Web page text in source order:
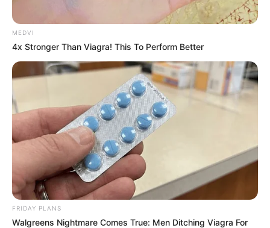
Mysterious Roman Statue Unearthed In Toledo
BRAINBERRIES
MEDVI
4x Stronger Than Viagra! This To Perform Better
FRIDAY PLANS
Walgreens Nightmare Comes True: Men Ditching Viagra For